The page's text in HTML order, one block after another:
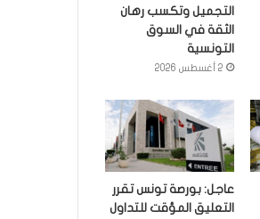
التجميل وتكسب رهان
الثقة في السوق
التونسية
2 أغسطس 2026
عاجل: بورصة تونس تقرر
التعليق المؤقت للتداول